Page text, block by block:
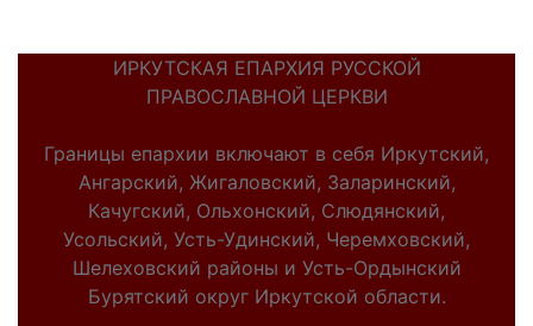
ИРКУТСКАЯ ЕПАРХИЯ РУССКОЙ
ПРАВОСЛАВНОЙ ЦЕРКВИ
Границы епархии включают в себя Иркутский,
Ангарский, Жигаловский, Заларинский,
Качугский, Ольхонский, Слюдянский,
Усольский, Усть-Удинский, Черемховский,
Шелеховский районы и Усть-Ордынский
Бурятский округ Иркутской области.